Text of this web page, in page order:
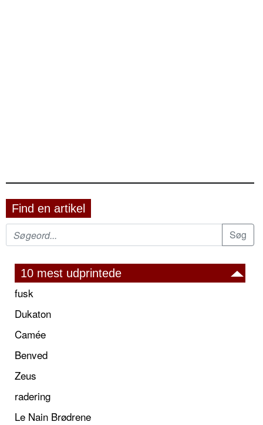
Find en artikel
10 mest udprintede
fusk
Dukaton
Camée
Benved
Zeus
radering
Le Nain Brødrene